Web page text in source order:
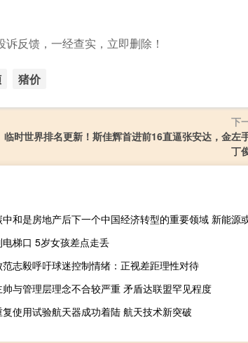
反馈，一经查实，立即删除！
猪价
下
临时世界排名更新！斯佳辉首进前16直逼张安达，金左
丁
梯口 5岁女孩差点走丢
范志毅呼吁球迷控制情绪：正视差距理性对待
与管理层理念不合较严重 矛盾达联盟罕见程度
使用试验航天器成功着陆 航天技术新突破